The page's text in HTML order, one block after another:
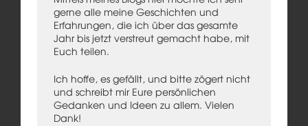
gerne alle meine Geschichten und
Erfahrungen, die ich über das gesamte
Jahr bis jetzt verstreut gemacht habe, mit
Euch teilen.
Ich hoffe, es gefällt, und bitte zögert nicht
und schreibt mir Eure persönlichen
Gedanken und Ideen zu allem. Vielen
Dank!